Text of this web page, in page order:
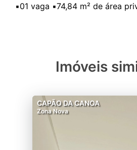
Imóveis
CAPÃO DA CANOA
Zona Nova